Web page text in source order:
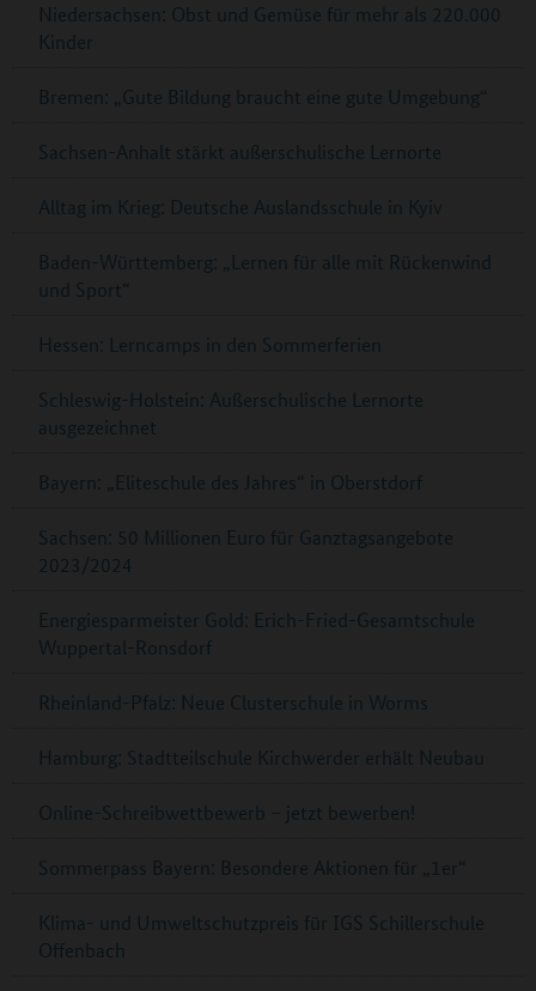
Niedersachsen: Obst und Gemüse für mehr als 220.000
Kinder
Bremen: „Gute Bildung braucht eine gute Umgebung“
Sachsen-Anhalt stärkt außerschulische Lernorte
Alltag im Krieg: Deutsche Auslandsschule in Kyiv
Baden-Württemberg: „Lernen für alle mit Rückenwind
und Sport“
Hessen: Lerncamps in den Sommerferien
Schleswig-Holstein: Außerschulische Lernorte
ausgezeichnet
Bayern: „Eliteschule des Jahres“ in Oberstdorf
Sachsen: 50 Millionen Euro für Ganztagsangebote
2023/2024
Energiesparmeister Gold: Erich-Fried-Gesamtschule
Wuppertal-Ronsdorf
Rheinland-Pfalz: Neue Clusterschule in Worms
Hamburg: Stadtteilschule Kirchwerder erhält Neubau
Online-Schreibwettbewerb – jetzt bewerben!
Sommerpass Bayern: Besondere Aktionen für „1er“
Klima- und Umweltschutzpreis für IGS Schillerschule
Offenbach